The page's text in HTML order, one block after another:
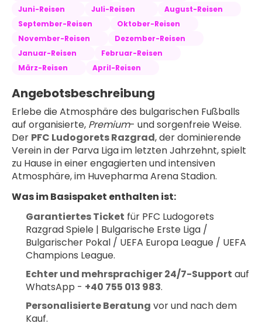
Juni-Reisen
Juli-Reisen
August-Reisen
September-Reisen
Oktober-Reisen
November-Reisen
Dezember-Reisen
Januar-Reisen
Februar-Reisen
März-Reisen
April-Reisen
Angebotsbeschreibung
Erlebe die Atmosphäre des bulgarischen Fußballs
auf organisierte, Premium- und sorgenfreie Weise.
Der PFC Ludogorets Razgrad, der dominierende
Verein in der Parva Liga im letzten Jahrzehnt, spielt
zu Hause in einer engagierten und intensiven
Atmosphäre, im Huvepharma Arena Stadion.
Was im Basispaket enthalten ist:
Garantiertes Ticket für PFC Ludogorets
Razgrad Spiele | Bulgarische Erste Liga /
Bulgarischer Pokal / UEFA Europa League / UEFA
Champions League.
Echter und mehrsprachiger 24/7-Support auf
WhatsApp - +40 755 013 983.
Personalisierte Beratung vor und nach dem
Kauf.